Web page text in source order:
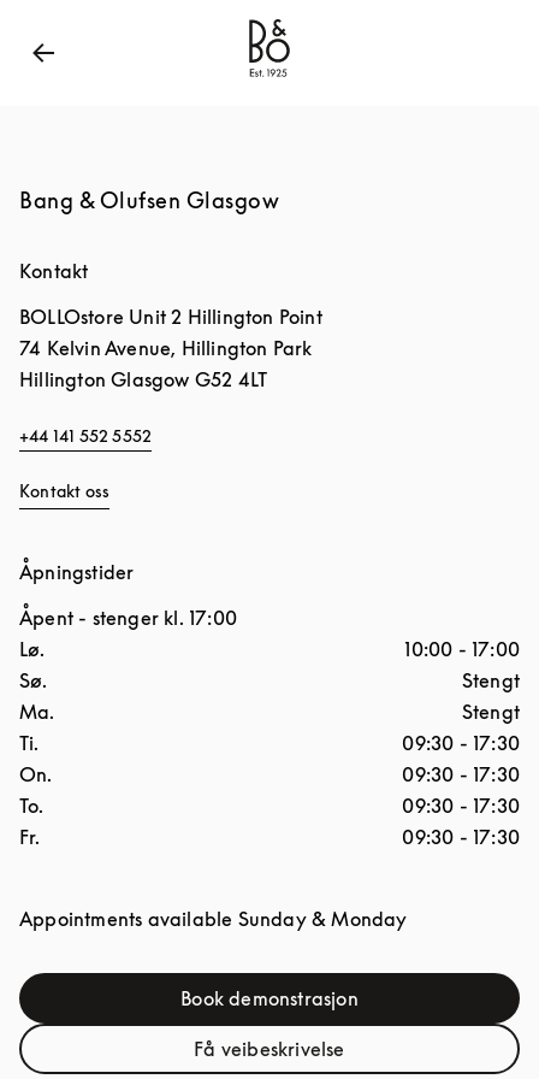
Bang & Olufsen - Exist to Create
Bang & Olufsen Glasgow
Kontakt
BOLLOstore Unit 2 Hillington Point
74 Kelvin Avenue, Hillington Park
Hillington Glasgow G52 4LT
+44 141 552 5552
Kontakt oss
Åpningstider
Åpent - stenger kl. 17:00
Ukedag
Lø. 10:00 - 17:00
Sø.
Stengt
Ma.
Stengt
Ti.
09:30 - 17:30
On.
09:30 - 17:30
To.
09:30 - 17:30
Fr.
09:30 - 17:30
Appointments available Sunday & Monday
Book demonstrasjonLink Opens in New Tab
Få veibeskrivelseLink Opens in New Tab